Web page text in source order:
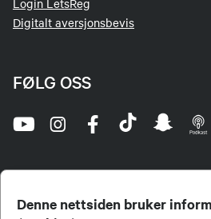
Denne nettsiden bruker
Login LetsReg
Digitalt aversjonsbevis
FØLG OSS